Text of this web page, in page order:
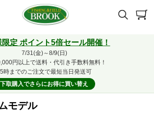
定 ポイント5倍セール開催！
7/31(金)～8/9(日)
円以上で送料・代引き手数料無料！
時までのご注文で最短当日発送可
下取購入でさらにお得に買い替え
モデル